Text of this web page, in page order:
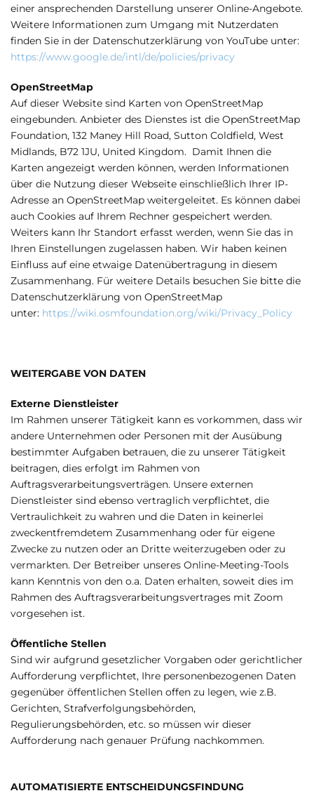
einer ansprechenden Darstellung unserer Online-Angebote.
Weitere Informationen zum Umgang mit Nutzerdaten
finden Sie in der Datenschutzerklärung von YouTube unter:
https://www.google.de/intl/de/policies/privacy
OpenStreetMap
Auf dieser Website sind Karten von OpenStreetMap
eingebunden. Anbieter des Dienstes ist die OpenStreetMap
Foundation, 132 Maney Hill Road, Sutton Cold­field, West
Midlands, B72 1JU, United Kingdom. Damit Ihnen die
Karten angezeigt wer­den können, werden Informationen
über die Nutzung dieser Webseite einschließlich Ihrer IP-
Adresse an OpenStreetMap weitergeleitet. Es können dabei
auch Cookies auf Ihrem Rechner gespeichert werden.
Weiters kann Ihr Standort erfasst werden, wenn Sie das in
Ihren Einstellungen zugelassen haben. Wir haben keinen
Einfluss auf eine etwaige Datenübertragung in diesem
Zusammenhang. Für weitere Details besuchen Sie bitte die
Datenschutzerklärung von OpenStreetMap
unter: https://wiki.osmfoundation.org/wiki/Privacy_Policy
WEITERGABE VON DATEN
Externe Dienstleister
Im Rahmen unserer Tätigkeit kann es vorkommen, dass wir
andere Unternehmen oder Personen mit der Ausübung
bestimmter Aufgaben betrauen, die zu unserer Tätigkeit
beitragen, dies erfolgt im Rahmen von
Auftragsverarbeitungsverträgen. Unsere externen
Dienstleister sind ebenso vertraglich verpflichtet, die
Vertraulichkeit zu wahren und die Daten in keinerlei
zweckentfremdetem Zusammenhang oder für eigene
Zwecke zu nutzen oder an Dritte weiterzugeben oder zu
vermarkten. Der Betreiber unseres Online-Meeting-Tools
kann Kenntnis von den o.a. Daten erhalten, soweit dies im
Rahmen des Auftragsverarbeitungsvertrages mit Zoom
vorgesehen ist.
Öffentliche Stellen
Sind wir aufgrund gesetzlicher Vorgaben oder gerichtlicher
Aufforderung verpflichtet, Ihre personenbezogenen Daten
gegenüber öffentlichen Stellen offen zu legen, wie z.B.
Gerichten, Strafverfolgungsbehörden,
Regulierungsbehörden, etc. so müssen wir dieser
Aufforderung nach genauer Prüfung nachkommen.
AUTOMATISIERTE ENTSCHEIDUNGSFINDUNG